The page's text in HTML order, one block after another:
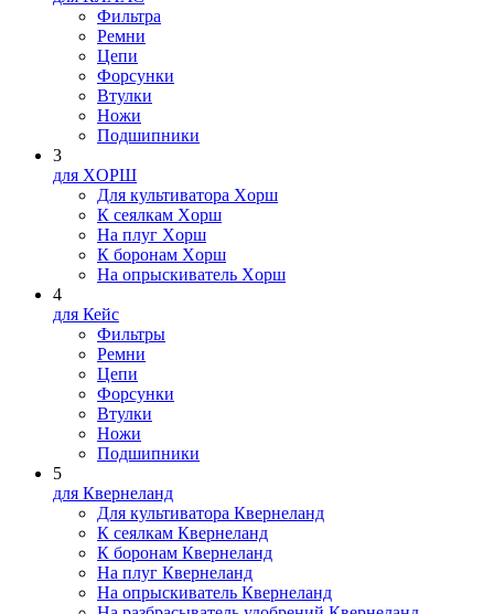
Фильтра
Ремни
Цепи
Форсунки
Втулки
Ножи
Подшипники
3
для XOPШ
Для культиватора Xopш
К сеялкам Xopш
На плуг Xopш
К боронам Xopш
На опрыскиватель Xopш
4
для Кейс
Фильтры
Ремни
Цепи
Форсунки
Втулки
Ножи
Подшипники
5
для Квернеланд
Для культиватора Квернеланд
К сеялкам Квернеланд
К боронам Квернеланд
На плуг Квернеланд
На опрыскиватель Квернеланд